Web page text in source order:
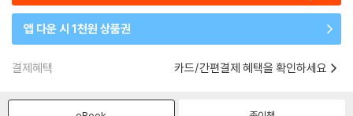
앱 다운 시 1천원 상품권
결제혜택 카드/간편결제 혜택을 확인하세요